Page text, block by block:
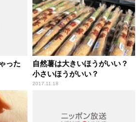
った
自然薯は大きいほうがいい？
小さいほうがいい？
2017.11.18